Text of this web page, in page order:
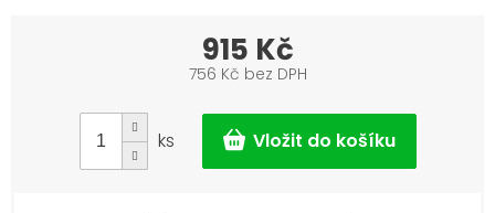
915 Kč
756 Kč bez DPH
cena:
ks